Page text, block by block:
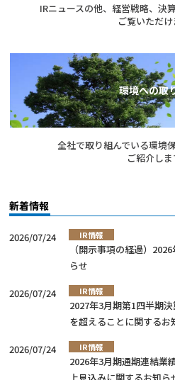
IRニュースの他、経営戦略、決
ご覧いただけ
環境への取
全社で取り組んでいる環境
ご紹介しま
新着情報
2026/07/24 IR情報
（開示事項の経過）
らせ
2026/07/24 IR情報
2027年3月期第1四半期
を超えることに関するお
2026/07/24 IR情報
2026年3月期通期連結業